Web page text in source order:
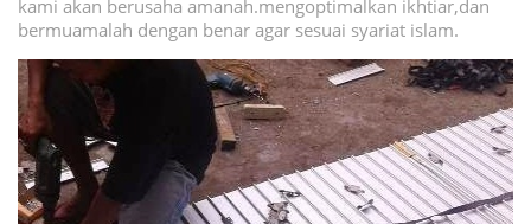
kami akan berusaha amanah.mengoptimalkan ikhtiar,dan
bermuamalah dengan benar agar sesuai syariat islam.